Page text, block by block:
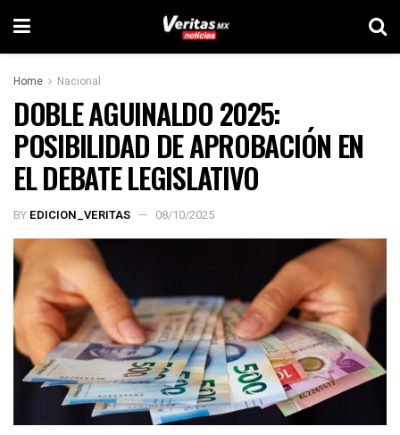
Home Nacional
DOBLE AGUINALDO 2025:
POSIBILIDAD DE APROBACIÓN EN
EL DEBATE LEGISLATIVO
BY EDICION_VERITAS 08/10/2025